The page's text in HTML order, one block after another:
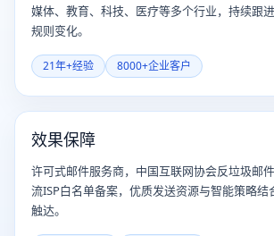
媒体、教育、科技、医疗等多个行业，持续跟
规则变化。
21年+经验 8000+企业客户
效果保障
许可式邮件服务商，中国互联网协会反垃圾邮
流ISP白名单备案，优质发送资源与智能策略结
触达。